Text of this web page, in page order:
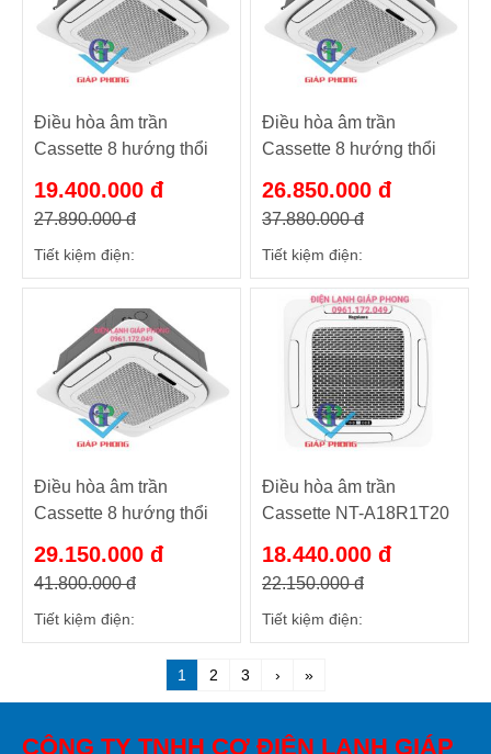
Điều hòa âm trần
Cassette 8 hướng thổi
28000BTU/h 1 chiều
19.400.000 đ
27.890.000 đ
Tiết kiệm điện:
Điều hòa âm trần
Cassette 8 hướng thổi
36000BTU/h 1 chiều
26.850.000 đ
37.880.000 đ
Tiết kiệm điện:
Điều hòa âm trần
Cassette 8 hướng thổi
50000BTU/h 1 chiều
29.150.000 đ
41.800.000 đ
Tiết kiệm điện:
Điều hòa âm trần
Cassette NT-A18R1T20
18.440.000 đ
22.150.000 đ
Tiết kiệm điện:
1 2 3 › »
CÔNG TY TNHH CƠ ĐIỆN LẠNH GIÁP